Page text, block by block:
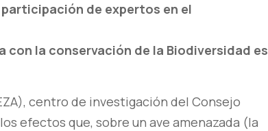
de expertos en el
la conservación de la Biodiversidad es
centro de investigación del Consejo
efectos que, sobre un ave amenazada (la